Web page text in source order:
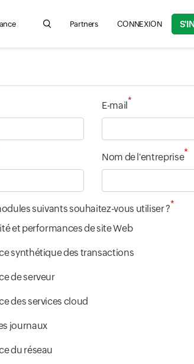
Search for product information,
Partners CONNEXION
E-mail*
Nom de l'entreprise*
suivants souhaitez-vous utiliser ?*
et performances de site Web
synthétique des transactions
de serveur
des services cloud
journaux
du réseau